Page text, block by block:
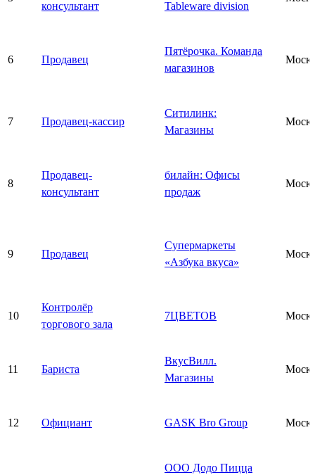
консультант
Tableware division
6 Продавец
Пятёрочка. Команда
магазинов
7 Продавец-кассир
Ситилинк:
Магазины
8
Продавец-
консультант
билайн: Офисы
продаж
9 Продавец
Супермаркеты
«Азбука вкуса»
10
Контролёр
торгового зала
7ЦВЕТОВ
11 Бариста
ВкусВилл.
Магазины
12 Официант GASK Bro Group
ООО Додо Пицца